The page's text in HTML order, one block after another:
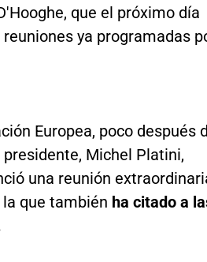
que el próximo día
ya programadas
Europea, poco después
Michel Platini,
una reunión
que también ha citado a